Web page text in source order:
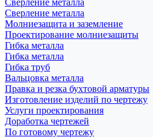
Сверление металла
Сверление металла
Молниезащита и заземление
Проектирование молниезащиты
Гибка металла
Гибка металла
Гибка труб
Вальцовка металла
Правка и резка бухтовой арматуры
Изготовление изделий по чертежу
Услуги проектирования
Доработка чертежей
По готовому чертежу